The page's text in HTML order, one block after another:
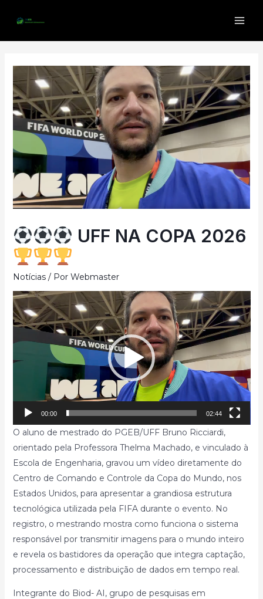
UFF NA COPA 2026
Notícias/ Por Webmaster
Tocador
de
vídeo
00:00 02:44
O aluno de mestrado do PGEB/UFF Bruno Ricciardi,
orientado pela Professora Thelma Machado, e vinculado à
Escola de Engenharia, gravou um vídeo diretamente do
Centro de Comando e Controle da Copa do Mundo, nos
Estados Unidos, para apresentar a grandiosa estrutura
tecnológica utilizada pela FIFA durante o evento. No
registro, o mestrando mostra como funciona o sistema
responsável por transmitir imagens para o mundo inteiro
e revela os bastidores da operação que integra captação,
processamento e distribuição de dados em tempo real.
Integrante do Biod- AI, grupo de pesquisas em